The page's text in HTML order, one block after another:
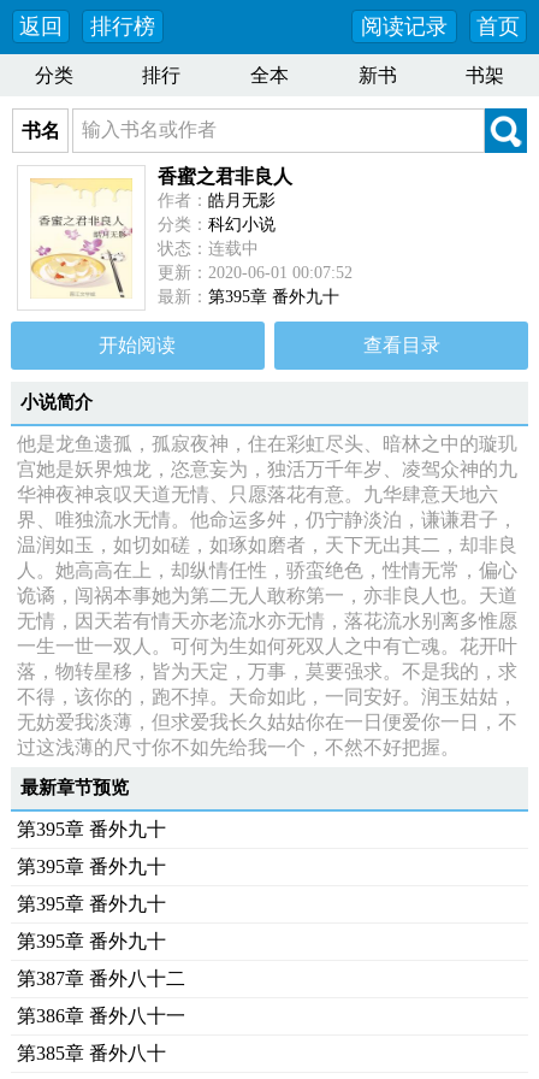
返回 排行榜 首页
阅读记录
分类 排行 全本 新书 书架
书名
香蜜之君非良人
作者： 皓月无影
分类： 科幻小说
状态：连载中
更新：2020-06-01 00:07:52
最新： 第395章 番外九十
开始阅读 查看目录
小说简介
他是龙鱼遗孤，孤寂夜神，住在彩虹尽头、暗林之中的璇玑
宫她是妖界烛龙，恣意妄为，独活万千年岁、凌驾众神的九
华神夜神哀叹天道无情、只愿落花有意。九华肆意天地六
界、唯独流水无情。他命运多舛，仍宁静淡泊，谦谦君子，
温润如玉，如切如磋，如琢如磨者，天下无出其二，却非良
人。她高高在上，却纵情任性，骄蛮绝色，性情无常，偏心
诡谲，闯祸本事她为第二无人敢称第一，亦非良人也。天道
无情，因天若有情天亦老流水亦无情，落花流水别离多惟愿
一生一世一双人。可何为生如何死双人之中有亡魂。花开叶
落，物转星移，皆为天定，万事，莫要强求。不是我的，求
不得，该你的，跑不掉。天命如此，一同安好。润玉姑姑，
无妨爱我淡薄，但求爱我长久姑姑你在一日便爱你一日，不
过这浅薄的尺寸你不如先给我一个，不然不好把握。
最新章节预览
第395章 番外九十
第395章 番外九十
第395章 番外九十
第395章 番外九十
第387章 番外八十二
第386章 番外八十一
第385章 番外八十